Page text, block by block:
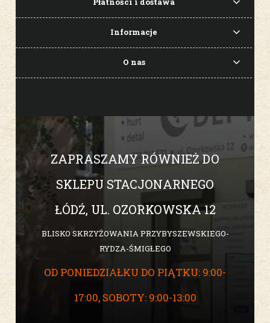
Informacje
O nas
ZAPRASZAMY RÓWNIEŻ DO
SKLEPU STACJONARNEGO
ŁÓDŹ, UL. OZORKOWSKA 12
BLISKO SKRZYŻOWANIA PRZYBYSZEWSKIEGO-
RYDZA-ŚMIGŁEGO
OD PONIEDZIAŁKU DO PIĄTKU: 9:00-
17:00, SOBOTY: 9:00-13:00